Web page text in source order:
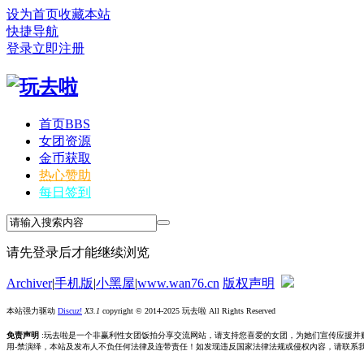
设为首页收藏本站
快捷导航
登录立即注册
首页BBS
女团资源
金币获取
热心赞助
每日签到
请先登录后才能继续浏览
Archiver|手机版|小黑屋|www.wan76.cn 版权声明
本站强力驱动 Discuz! X3.1 copyright © 2014-2025 玩去啦 All Rights Reserved
免责声明 :玩去啦是一个非赢利性女团饭拍分享交流网站，请支持您喜爱的女团，为她们宣传应援
用-禁演绎，本站及发布人不负任何法律及连带责任！如发现违反国家法律法规或侵权內容，请联系